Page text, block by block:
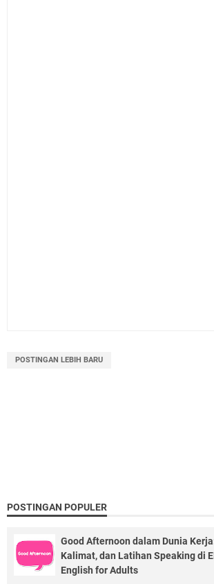
POSTINGAN LEBIH BARU
POSTINGAN POPULER
Good Afternoon dalam Dunia
Kalimat, dan Latihan Speaking di
English for Adults